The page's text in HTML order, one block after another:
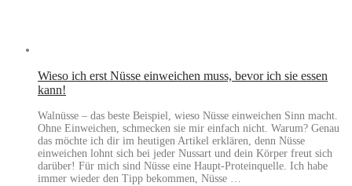
Wieso ich erst Nüsse einweichen muss, bevor ich sie essen
kann!
Walnüsse – das beste Beispiel, wieso Nüsse einweichen Sinn macht.
Ohne Einweichen, schmecken sie mir einfach nicht. Warum? Genau
das möchte ich dir im heutigen Artikel erklären, denn Nüsse
einweichen lohnt sich bei jeder Nussart und dein Körper freut sich
darüber! Für mich sind Nüsse eine Haupt-Proteinquelle. Ich habe
immer wieder den Tipp bekommen, Nüsse …